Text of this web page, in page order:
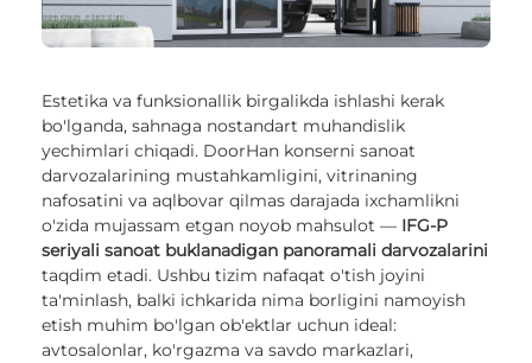
Estetika va funksionallik birgalikda ishlashi kerak
bo'lganda, sahnaga nostandart muhandislik
yechimlari chiqadi. DoorHan konserni sanoat
darvozalarining mustahkamligini, vitrinaning
nafosatini va aqlbovar qilmas darajada ixchamlikni
o'zida mujassam etgan noyob mahsulot — IFG-P
seriyali sanoat buklanadigan panoramali darvozalarini
taqdim etadi. Ushbu tizim nafaqat o'tish joyini
ta'minlash, balki ichkarida nima borligini namoyish
etish muhim bo'lgan ob'ektlar uchun ideal:
avtosalonlar, ko'rgazma va savdo markazlari,